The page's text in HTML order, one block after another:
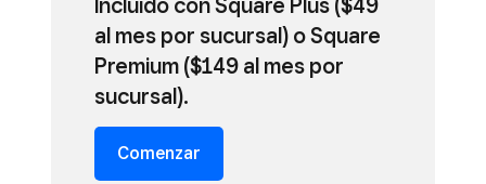
Incluido con Square Plus ($49
al mes por sucursal) o Square
Premium ($149 al mes por
sucursal).
Comenzar